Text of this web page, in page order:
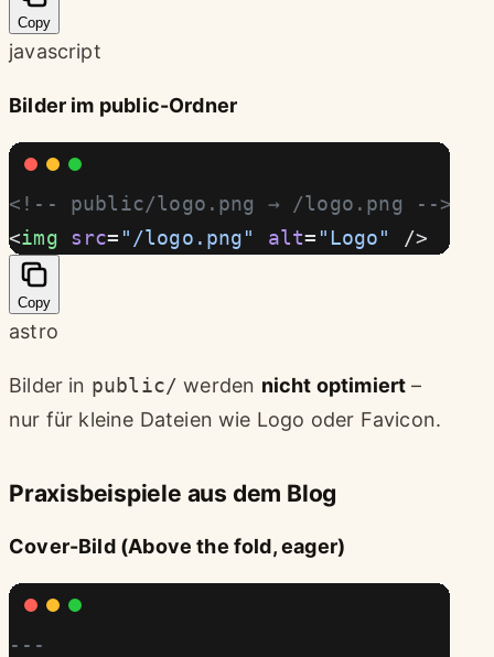
Copy
javascript
Bilder im public-Ordner
<!-- public/logo.png → /logo.png -->
<img src= "/logo.png" alt= "Logo" />
Copy
astro
Bilder in public/ werden nicht optimiert –
nur für kleine Dateien wie Logo oder Favicon.
Praxisbeispiele aus dem Blog
Cover-Bild (Above the fold, eager)
---